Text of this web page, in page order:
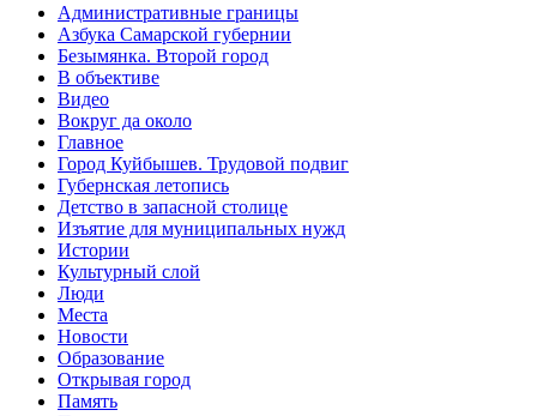
Административные границы
Азбука Самарской губернии
Безымянка. Второй город
В объективе
Видео
Вокруг да около
Главное
Город Куйбышев. Трудовой подвиг
Губернская летопись
Детство в запасной столице
Изъятие для муниципальных нужд
Истории
Культурный слой
Люди
Места
Новости
Образование
Открывая город
Память